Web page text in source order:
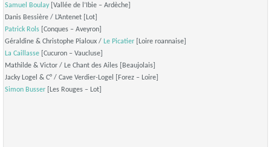
Samuel Boulay[Vallée de l’Ibie – Ardèche]
Danis Bessière / L’Antenet [Lot]
Patrick Rols [Conques – Aveyron]
Géraldine & Christophe Pialoux / Le Picatier [Loire roannaise]
La Caillasse [Cucuron – Vaucluse]
Mathilde & Victor / Le Chant des Ailes [Beaujolais]
Jacky Logel & C° / Cave Verdier-Logel [Forez – Loire]
Simon Busser [Les Rouges – Lot]